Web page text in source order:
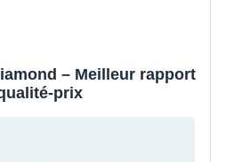
– Meilleur rapport
prix